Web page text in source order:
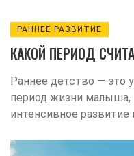
РАННЕЕ РАЗВИТИЕ
КАКОЙ ПЕРИОД
Раннее детство — это
период жизни малыша,
интенсивное развитие
восьми лет и включает